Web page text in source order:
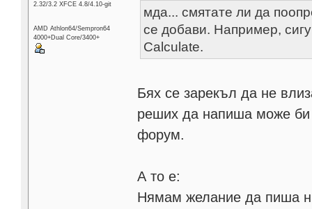
2.32/3.2 XFCE 4.8/4.10-git
AMD Athlon64/Sempron64
4000+Dual Core/3400+
мда... смятате ли да
се добави. Например,
Calculate.
Бях се зарекъл да не
реших да напиша може би
форум.
А то е:
Нямам желание да пиша